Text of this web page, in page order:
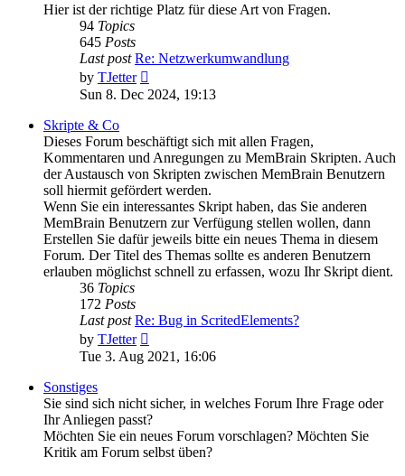
Hier ist der richtige Platz für diese Art von Fragen.
94 Topics
645 Posts
Last post Re: Netzwerkumwandlung
by TJetter
the
Sun 8. Dec 2024, 19:13
Skripte & Co
Dieses Forum beschäftigt sich mit allen Fragen,
Kommentaren und Anregungen zu MemBrain Skripten. Auch
der Austausch von Skripten zwischen MemBrain Benutzern
soll hiermit gefördert werden.
Wenn Sie ein interessantes Skript haben, das Sie anderen
MemBrain Benutzern zur Verfügung stellen wollen, dann
Erstellen Sie dafür jeweils bitte ein neues Thema in diesem
Forum. Der Titel des Themas sollte es anderen Benutzern
erlauben möglichst schnell zu erfassen, wozu Ihr Skript dient.
36 Topics
172 Posts
Last post Re: Bug in ScritedElements?
by TJetter
the
Tue 3. Aug 2021, 16:06
Sonstiges
Sie sind sich nicht sicher, in welches Forum Ihre Frage oder
Ihr Anliegen passt?
Möchten Sie ein neues Forum vorschlagen? Möchten Sie
Kritik am Forum selbst üben?